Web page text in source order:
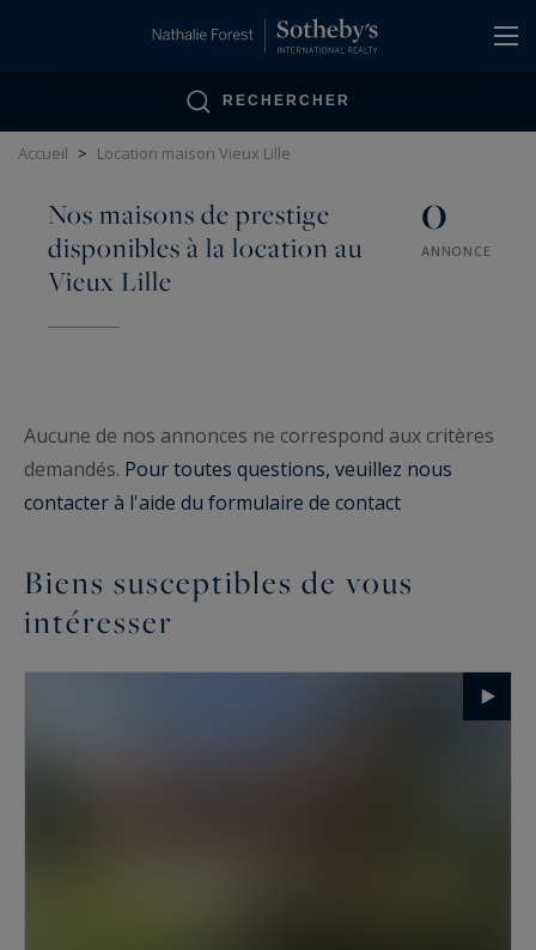
RECHERCHER
Accueil > Location maison Vieux Lille
Nos maisons de prestige
disponibles à la location au
Vieux Lille
0
ANNONCE
Aucune de nos annonces ne correspond aux critères
demandés. Pour toutes questions, veuillez nous
contacter à l'aide du formulaire de contact
Biens susceptibles de vous
intéresser